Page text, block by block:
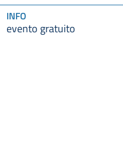
INFO
evento gratuito